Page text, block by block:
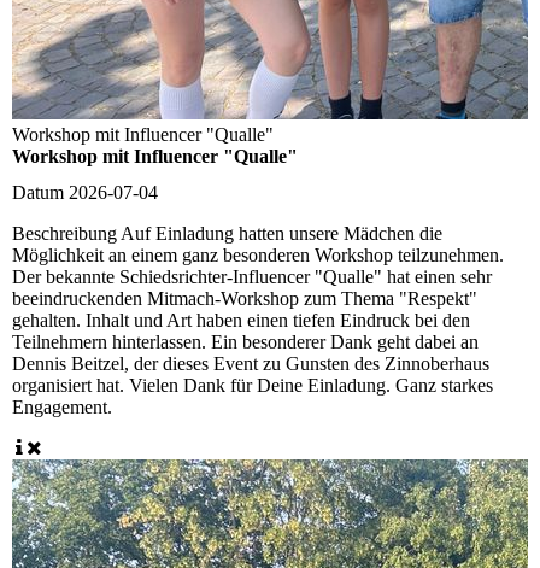
Workshop mit Influencer "Qualle"
Workshop mit Influencer "Qualle"
Datum 2026-07-04
Beschreibung Auf Einladung hatten unsere Mädchen die
Möglichkeit an einem ganz besonderen Workshop teilzunehmen.
Der bekannte Schiedsrichter-Influencer "Qualle" hat einen sehr
beeindruckenden Mitmach-Workshop zum Thema "Respekt"
gehalten. Inhalt und Art haben einen tiefen Eindruck bei den
Teilnehmern hinterlassen. Ein besonderer Dank geht dabei an
Dennis Beitzel, der dieses Event zu Gunsten des Zinnoberhaus
organisiert hat. Vielen Dank für Deine Einladung. Ganz starkes
Engagement.